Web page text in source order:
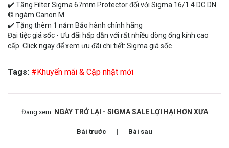
✔️ Tặng Filter Sigma 67mm Protector đối với Sigma 16/1.4 DC DN
© ngàm Canon M
✔️ Tặng thêm 1 năm Bảo hành chính hãng
Đại tiệc giá sốc - Ưu đãi hấp dẫn với rất nhiều dòng ống kính cao
cấp. Click ngay để xem ưu đãi chi tiết: Sigma giá sốc
Tags: #Khuyến mãi & Cập nhật mới
Đang xem: NGÀY TRỞ LẠI - SIGMA SALE LỢI HẠI HƠN XƯA
Bài trước Bài sau